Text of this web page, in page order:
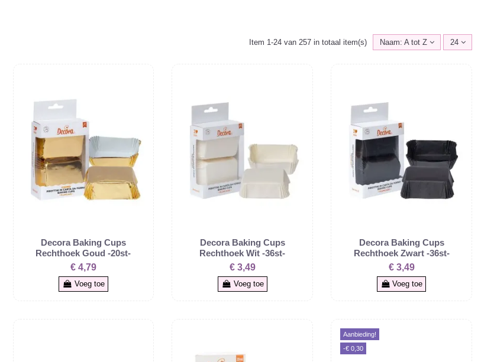
Item 1-24 van 257 in totaal item(s) Naam: A tot Z 24
Decora Baking Cups
Rechthoek Goud -20st-
€ 4,79
Voeg toe
Decora Baking Cups
Rechthoek Wit -36st-
€ 3,49
Voeg toe
Decora Baking Cups
Rechthoek Zwart -36st-
€ 3,49
Voeg toe
Aanbieding!
-€ 0,30